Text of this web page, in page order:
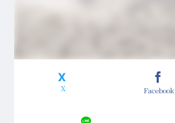
Facebook